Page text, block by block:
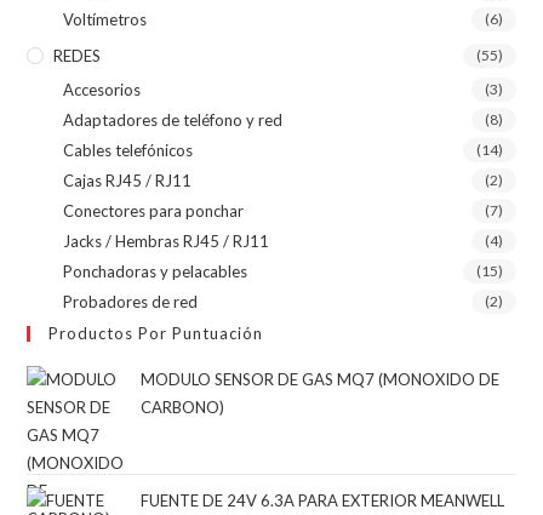
Voltímetros (6)
REDES (55)
Accesorios (3)
Adaptadores de teléfono y red (8)
Cables telefónicos (14)
Cajas RJ45 / RJ11 (2)
Conectores para ponchar (7)
Jacks / Hembras RJ45 / RJ11 (4)
Ponchadoras y pelacables (15)
Probadores de red (2)
Productos Por Puntuación
MODULO SENSOR DE GAS MQ7 (MONOXIDO DE
CARBONO)
FUENTE DE 24V 6.3A PARA EXTERIOR MEANWELL